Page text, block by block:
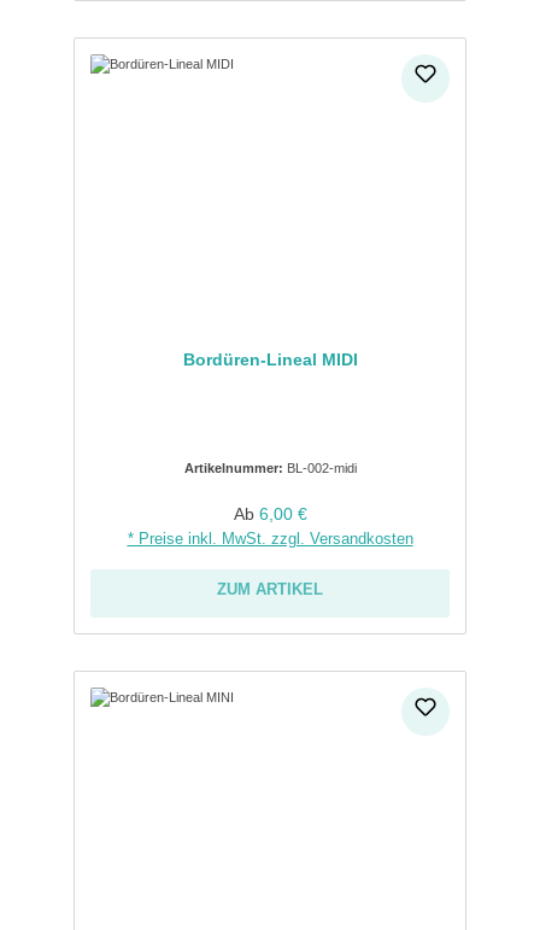
Bordüren-Lineal MIDI
Artikelnummer: BL-002-midi
Regulärer Preis:
Ab 6,00 €
* Preise inkl. MwSt. zzgl. Versandkosten
ZUM ARTIKEL